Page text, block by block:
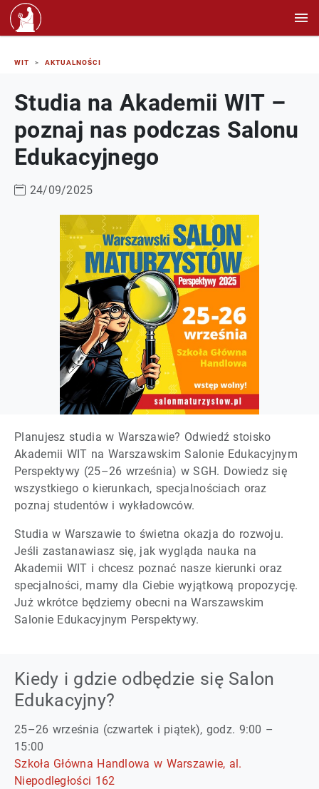
WIT AKTUALNOŚCI
Studia na Akademii WIT –
poznaj nas podczas Salonu
Edukacyjnego
24/09/2025
Planujesz studia w Warszawie? Odwiedź stoisko
Akademii WIT na Warszawskim Salonie Edukacyjnym
Perspektywy (25–26 września) w SGH. Dowiedz się
wszystkiego o kierunkach, specjalnościach oraz
poznaj studentów i wykładowców.
Studia w Warszawie to świetna okazja do rozwoju.
Jeśli zastanawiasz się, jak wygląda nauka na
Akademii WIT i chcesz poznać nasze kierunki oraz
specjalności, mamy dla Ciebie wyjątkową propozycję.
Już wkrótce będziemy obecni na Warszawskim
Salonie Edukacyjnym Perspektywy.
Kiedy i gdzie odbędzie się Salon
Edukacyjny?
25–26 września (czwartek i piątek), godz. 9:00 –
15:00
Szkoła Główna Handlowa w Warszawie, al.
Niepodległości 162